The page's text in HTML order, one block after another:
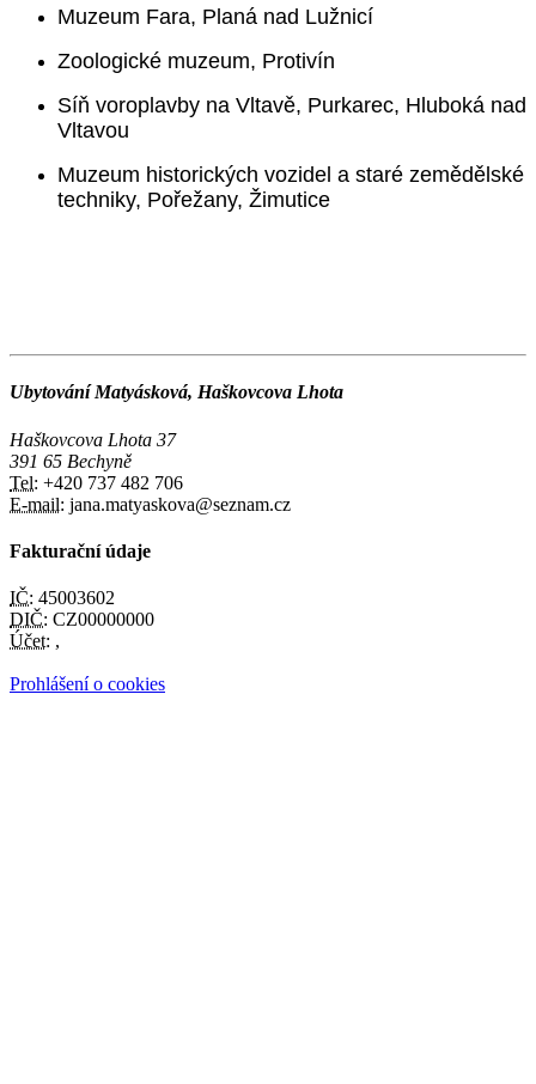
Muzeum Fara, Planá nad Lužnicí
Zoologické muzeum, Protivín
Síň voroplavby na Vltavě, Purkarec, Hluboká nad
Vltavou
Muzeum historických vozidel a staré zemědělské
techniky, Pořežany, Žimutice
Ubytování Matyásková, Haškovcova Lhota
Haškovcova Lhota 37
391 65 Bechyně
Tel: +420 737 482 706
E-mail: jana.matyaskova@seznam.cz
Fakturační údaje
IČ: 45003602
DIČ: CZ00000000
Účet: ,
Prohlášení o cookies